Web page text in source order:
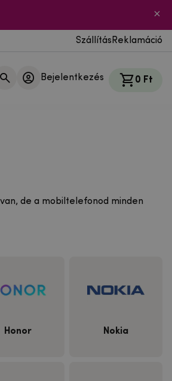
Szállítás Reklamáció
Bejelentkezés 0 Ft
de a mobiltelefonod minden
Honor Nokia